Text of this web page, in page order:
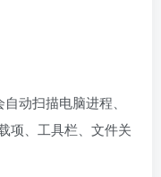
动扫描电脑进程、
项、工具栏、文件关